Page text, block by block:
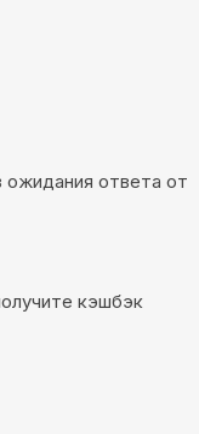
ответа от
кэшбэк